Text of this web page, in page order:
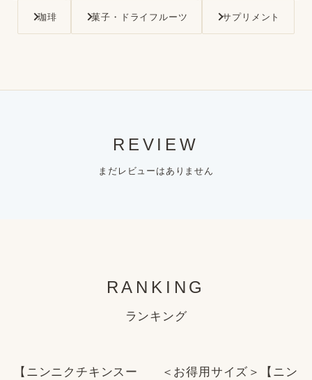
珈琲 菓子・ドライフルーツ サプリメント
REVIEW
まだレビューはありません
RANKING
ランキング
【ニンニクチキンスー
＜お得用サイズ＞【ニン